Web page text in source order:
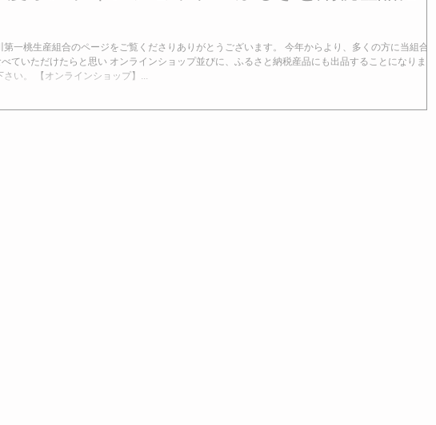
一桃生産組合のページをご覧くださりありがとうございます。 今年からより、多くの方に当組合の
ていただけたらと思い オンラインショップ並びに、ふるさと納税産品にも出品することになりまし
さい。 【オンラインショップ】...